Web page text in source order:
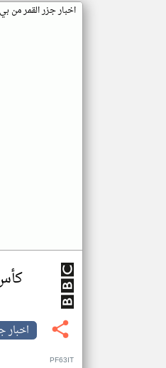
اخبار جزر القمر
كأس
اخبار
PF63IT